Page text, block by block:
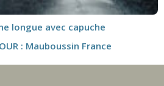
longue avec capuche
: Mauboussin France